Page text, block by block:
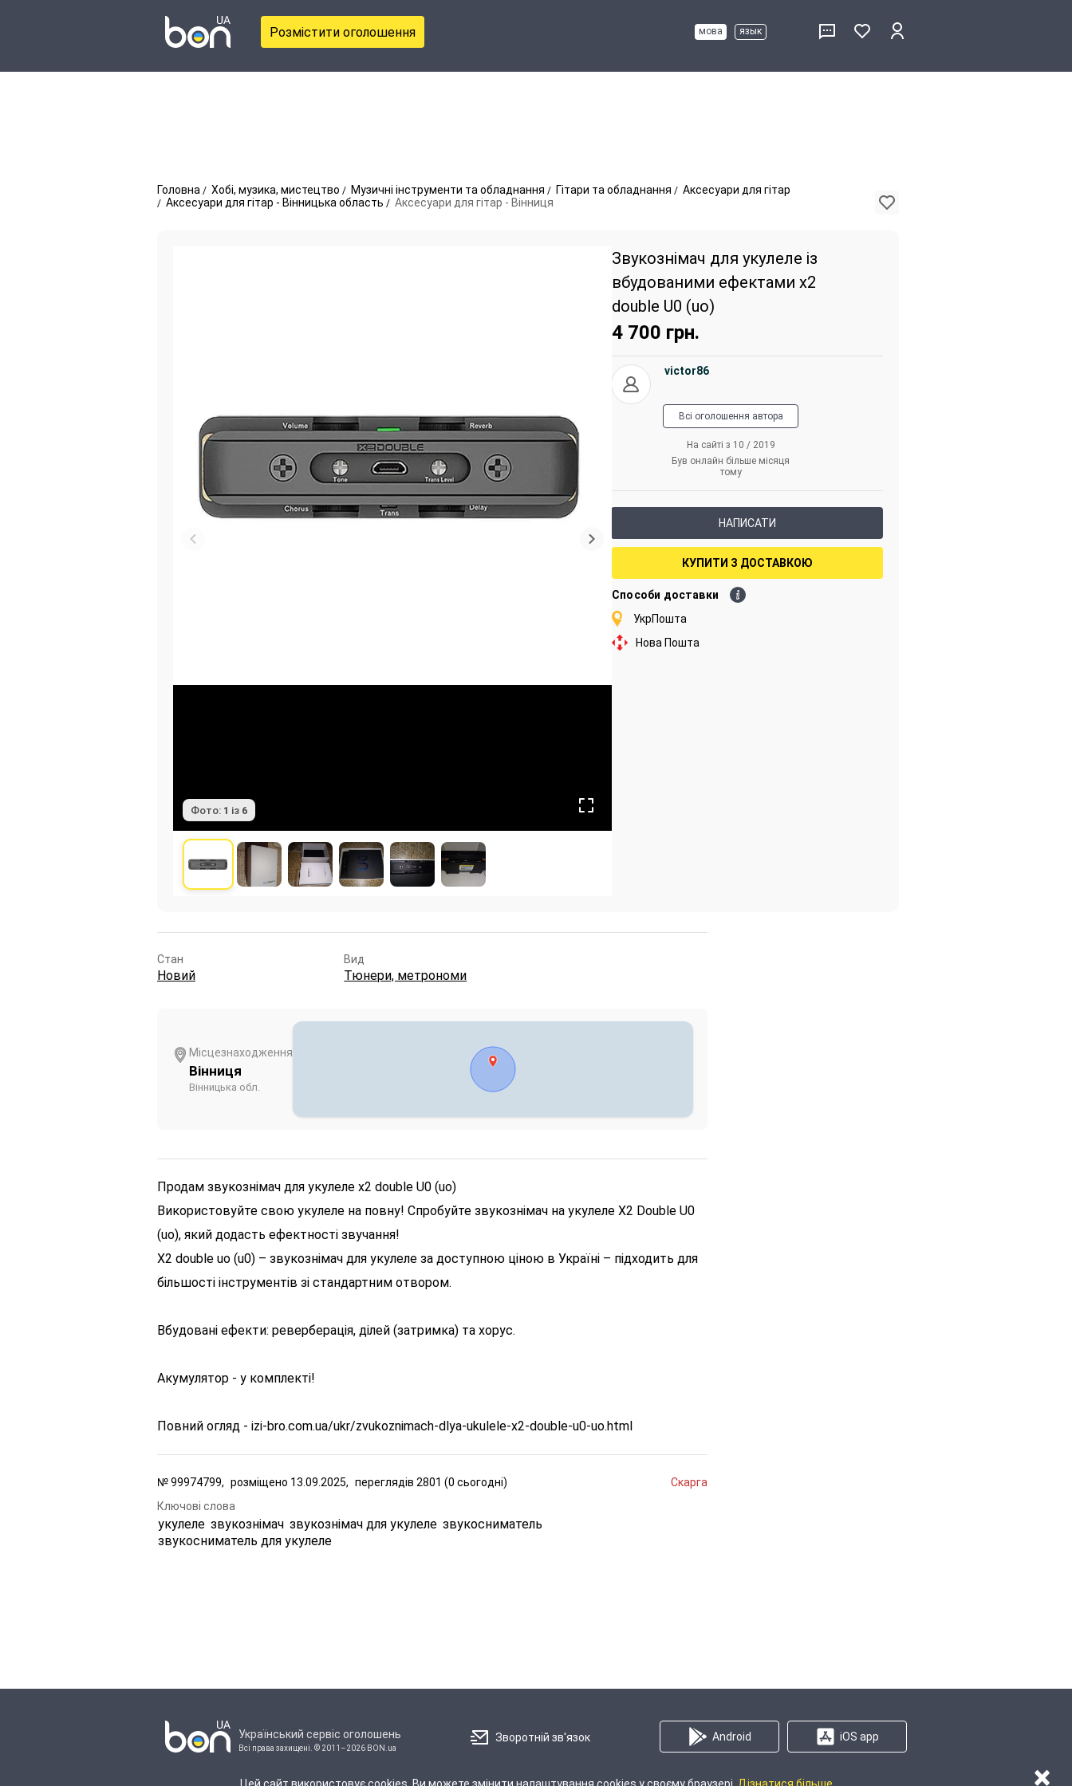
Розмістити оголошення мова язык
Головна Хобі, музика, мистецтво Музичні інструменти та обладнання Гітари та обладнання
Аксесуари для гітар
Аксесуари для гітар - Вінницька область
Аксесуари для гітар - Вінниця
Фото: 1 із 6
Звукознімач для укулеле із
вбудованими ефектами x2
double U0 (uo)
4 700 грн.
victor86
Всі оголошення автора
На сайті з 10 / 2019
Був онлайн більше місяця
тому
НАПИСАТИ
КУПИТИ З ДОСТАВКОЮ
Способи доставки
УкрПошта
Нова Пошта
Стан
Новий
Вид
Тюнери, метрономи
Місцезнаходження
Вінниця
Вінницька обл.
Продам звукознімач для укулеле x2 double U0 (uo)
Використовуйте свою укулеле на повну! Спробуйте звукознімач на укулеле X2 Double U0
(uo), який додасть ефектності звучання!
X2 double uo (u0) – звукознімач для укулеле за доступною ціною в Україні – підходить для
більшості інструментів зі стандартним отвором.
Вбудовані ефекти: реверберація, ділей (затримка) та хорус.
Акумулятор - у комплекті!
Повний огляд - izi-bro.com.ua/ukr/zvukoznimach-dlya-ukulele-x2-double-u0-uo.html
№99974799, розміщено 13.09.2025, переглядів 2801 (0 сьогодні)
Скарга
Ключові слова
укулеле звукознімач звукознімач для укулеле звукосниматель
звукосниматель для укулеле
×
Український сервіс оголошень
Всі права захищені. © 2011–2026 BON.ua
Зворотній зв'язок Android iOS app